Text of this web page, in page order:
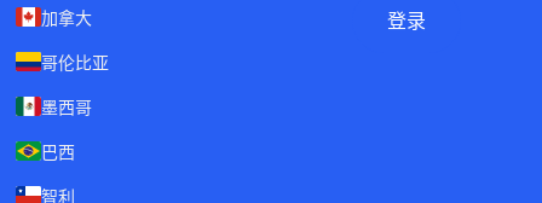
加拿大
哥伦比亚
墨西哥
巴西
智利
登录